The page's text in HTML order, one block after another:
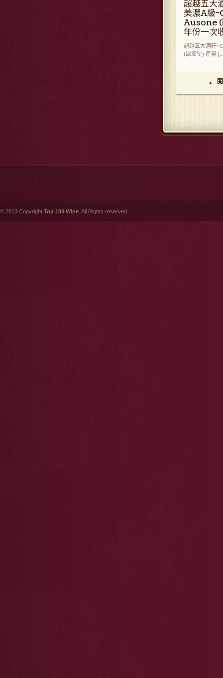
超越五大
美濃A級
Ausone (
年份一次
超越五大酒莊
(歐頌堡) 產量
▸
© 2013 Copyright Top 100 Wine . All Rights reserved.